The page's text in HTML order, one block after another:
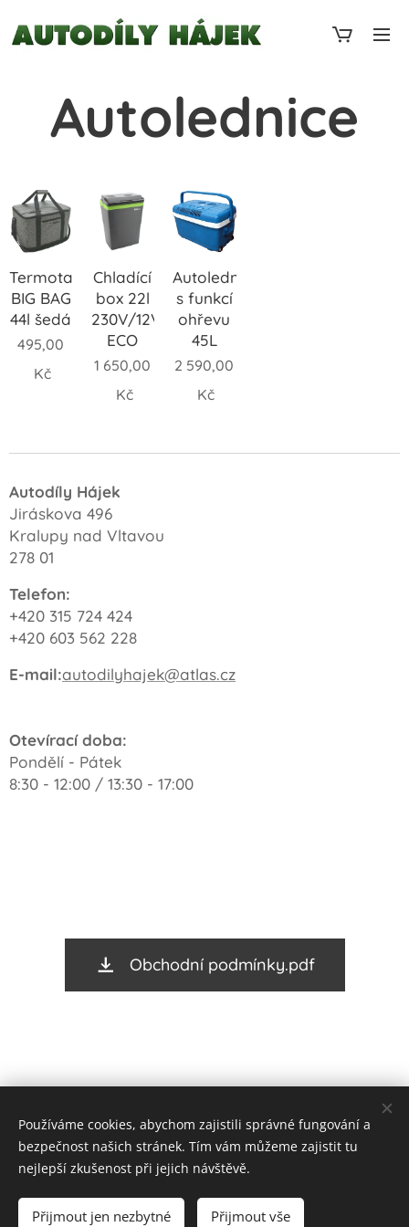
Autolednice
Termotaška
BIG BAG
44l šedá
495,00
Kč
Chladící
box 22l
230V/12V
ECO
1 650,00
Kč
Autolednice
s funkcí
ohřevu
45L
2 590,00
Kč
Autodíly Hájek
Jiráskova 496
Kralupy nad Vltavou
278 01
Telefon:
+420 315 724 424
+420 603 562 228
E-mail:autodilyhajek@atlas.cz
Otevírací doba:
Pondělí - Pátek
8:30 - 12:00 / 13:30 - 17:00
Obchodní podmínky.pdf
Používáme cookies, abychom zajistili správné fungování a
bezpečnost našich stránek. Tím vám můžeme zajistit tu
nejlepší zkušenost při jejich návštěvě.
Přijmout jen nezbytné Přijmout vše